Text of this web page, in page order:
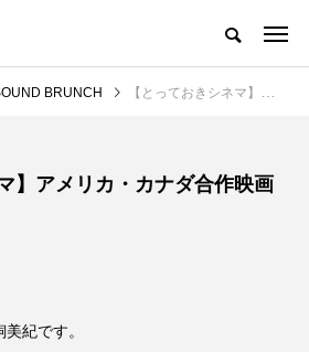
ーカスし発信するウェブラジオ局
介 後援申請 フリーペーパー プレ
BRUNCH 【とっておきシネマ】アメリカ・カナダ合作映画『スキャンダル』
】アメリカ・カナダ合作映画
紀です。